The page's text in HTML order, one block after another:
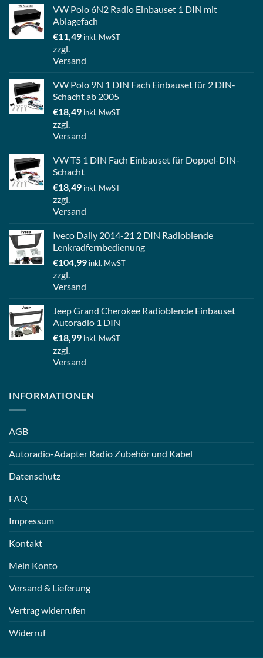
VW Polo 6N2 Radio Einbauset 1 DIN mit
Ablagefach
€11,49 inkl. MwST
zzgl.
Versand
VW Polo 9N 1 DIN Fach Einbauset für 2 DIN-
Schacht ab 2005
€18,49 inkl. MwST
zzgl.
Versand
VW T5 1 DIN Fach Einbauset für Doppel-DIN-
Schacht
€18,49 inkl. MwST
zzgl.
Versand
Iveco Daily 2014-21 2 DIN Radioblende
Lenkradfernbedienung
€104,99 inkl. MwST
zzgl.
Versand
Jeep Grand Cherokee Radioblende Einbauset
Autoradio 1 DIN
€18,99 inkl. MwST
zzgl.
Versand
INFORMATIONEN
AGB
Autoradio-Adapter Radio Zubehör und Kabel
Datenschutz
FAQ
Impressum
Kontakt
Mein Konto
Versand & Lieferung
Vertrag widerrufen
Widerruf